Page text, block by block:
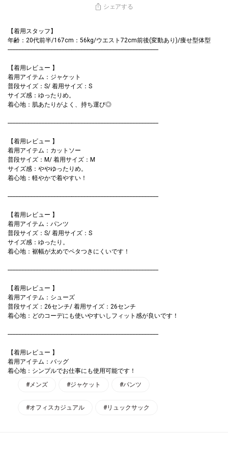
シェアする
【着用スタッフ】
年齢：20代前半/167cm：56kg/ウエスト72cm前後(変動あり)/痩せ型体型
---------------------------------------------------------------------------------------------------
【着用レビュー 】
着用アイテム：ジャケット
普段サイズ：S/ 着用サイズ：S
サイズ感：ゆったりめ。
着心地：肌あたりがよく、持ち運び◎
---------------------------------------------------------------------------------------------------
【着用レビュー 】
着用アイテム：カットソー
普段サイズ：M/ 着用サイズ：M
サイズ感：ややゆったりめ。
着心地：軽やかで着やすい！
---------------------------------------------------------------------------------------------------
【着用レビュー 】
着用アイテム：パンツ
普段サイズ：S/ 着用サイズ：S
サイズ感：ゆったり。
着心地：裾幅が太めでペタつきにくいです！
---------------------------------------------------------------------------------------------------
【着用レビュー 】
着用アイテム：シューズ
普段サイズ：26センチ/ 着用サイズ：26センチ
着心地：どのコーデにも使いやすいしフィット感が良いです！
---------------------------------------------------------------------------------------------------
【着用レビュー 】
着用アイテム：バッグ
着心地：シンプルでお仕事にも使用可能です！
#メンズ
#ジャケット #パンツ
#オフィスカジュアル #リュックサック